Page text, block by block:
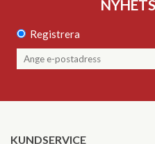
Registrera
KUNDSERVICE